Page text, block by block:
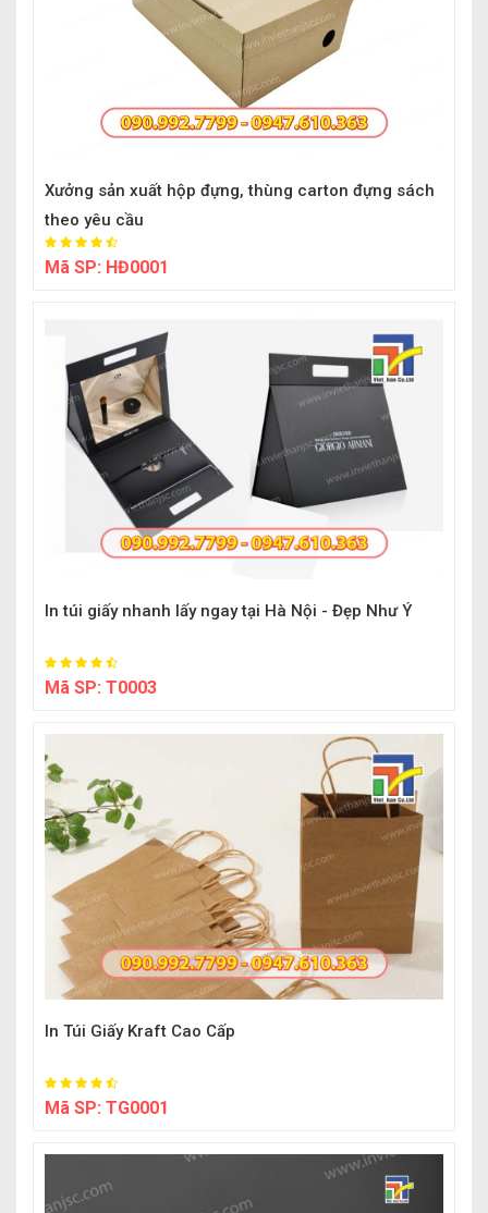
Xưởng sản xuất hộp đựng, thùng carton đựng sách
theo yêu cầu
Mã SP: HĐ0001
In túi giấy nhanh lấy ngay tại Hà Nội - Đẹp Như Ý
Mã SP: T0003
In Túi Giấy Kraft Cao Cấp
Mã SP: TG0001